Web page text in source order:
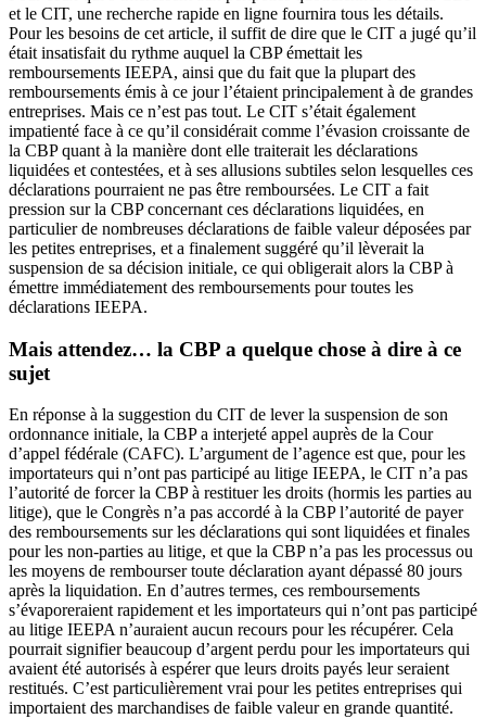
et le CIT, une recherche rapide en ligne fournira tous les détails.
Pour les besoins de cet article, il suffit de dire que le CIT a jugé qu’il
était insatisfait du rythme auquel la CBP émettait les
remboursements IEEPA, ainsi que du fait que la plupart des
remboursements émis à ce jour l’étaient principalement à de grandes
entreprises. Mais ce n’est pas tout. Le CIT s’était également
impatienté face à ce qu’il considérait comme l’évasion croissante de
la CBP quant à la manière dont elle traiterait les déclarations
liquidées et contestées, et à ses allusions subtiles selon lesquelles ces
déclarations pourraient ne pas être remboursées. Le CIT a fait
pression sur la CBP concernant ces déclarations liquidées, en
particulier de nombreuses déclarations de faible valeur déposées par
les petites entreprises, et a finalement suggéré qu’il lèverait la
suspension de sa décision initiale, ce qui obligerait alors la CBP à
émettre immédiatement des remboursements pour toutes les
déclarations IEEPA.
Mais attendez… la CBP a quelque chose à dire à ce
sujet
En réponse à la suggestion du CIT de lever la suspension de son
ordonnance initiale, la CBP a interjeté appel auprès de la Cour
d’appel fédérale (CAFC). L’argument de l’agence est que, pour les
importateurs qui n’ont pas participé au litige IEEPA, le CIT n’a pas
l’autorité de forcer la CBP à restituer les droits (hormis les parties au
litige), que le Congrès n’a pas accordé à la CBP l’autorité de payer
des remboursements sur les déclarations qui sont liquidées et finales
pour les non-parties au litige, et que la CBP n’a pas les processus ou
les moyens de rembourser toute déclaration ayant dépassé 80 jours
après la liquidation. En d’autres termes, ces remboursements
s’évaporeraient rapidement et les importateurs qui n’ont pas participé
au litige IEEPA n’auraient aucun recours pour les récupérer. Cela
pourrait signifier beaucoup d’argent perdu pour les importateurs qui
avaient été autorisés à espérer que leurs droits payés leur seraient
restitués. C’est particulièrement vrai pour les petites entreprises qui
importaient des marchandises de faible valeur en grande quantité.